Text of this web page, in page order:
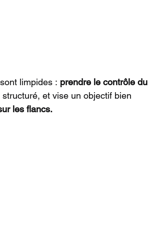
limpides : prendre le contrôle du
et vise un objectif bien
les flancs.